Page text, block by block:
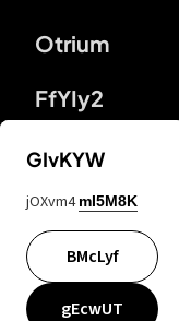
Otrium
FfYIy2
wZQPfd
nLC6tu
GIvKYW
jOXvm4 mI5M8K
BMcLyf
gEcwUT